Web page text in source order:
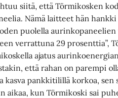
siitä, että Törmikosken
Nämä laitteet hän
puolella
verrattuna 29 prosenttia”,
ajatus
että rahan on parempi
kasva pankkitilillä korkoa, sen
aikaa, kun Törmikoski sai